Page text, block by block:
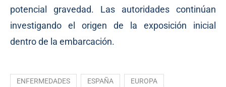
potencial gravedad. Las autoridades continúan
investigando el origen de la exposición inicial
dentro de la embarcación.
ENFERMEDADES ESPAÑA EUROPA